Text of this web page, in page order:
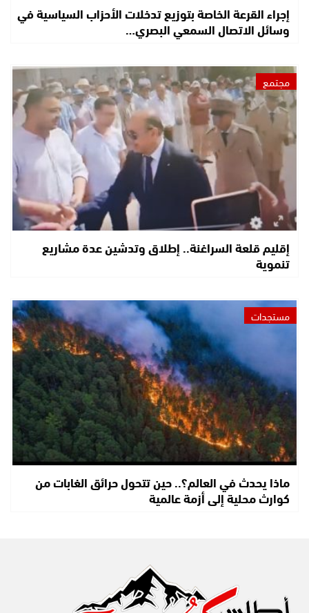
إجراء القرعة الخاصة بتوزيع تدخلات الأحزاب السياسية في
وسائل الاتصال السمعي البصري…
مجتمع
إقليم قلعة السراغنة.. إطلاق وتدشين عدة مشاريع
تنموية
مستجدات
ماذا يحدث في العالم؟.. حين تتحول حرائق الغابات من
كوارث محلية إلى أزمة عالمية